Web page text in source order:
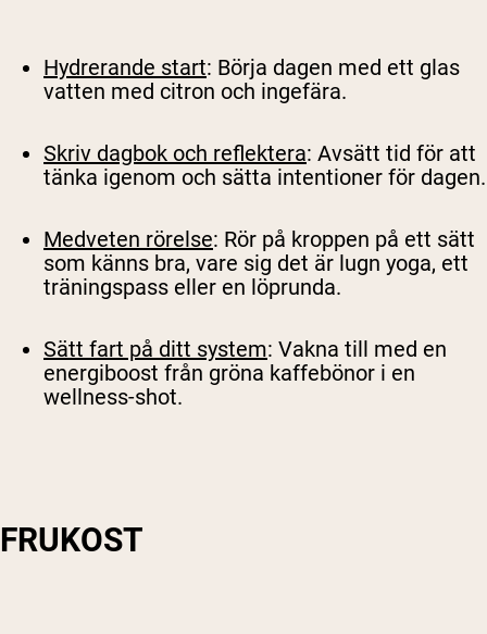
Hydrerande start: Börja dagen med ett glas
vatten med citron och ingefära.
Skriv dagbok och reflektera: Avsätt tid för att
tänka igenom och sätta intentioner för dagen.
Medveten rörelse: Rör på kroppen på ett sätt
som känns bra, vare sig det är lugn yoga, ett
träningspass eller en löprunda.
Sätt fart på ditt system: Vakna till med en
energiboost från gröna kaffebönor i en
wellness-shot.
FRUKOST